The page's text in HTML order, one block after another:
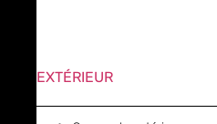
EXTÉRIEUR